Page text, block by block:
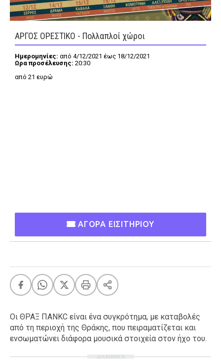
Eurovision
Ταξίδια
Style
AGENDA
Agenda
Επιλογές
Εισιτήρια
ΑΡΓΟΣ ΟΡΕΣΤΙΚΟ - Πολλαπλοί χώροι
Ημερομηνίες: από 4/12/2021 έως 18/12/2021
Ωρα προσέλευσης: 20:30
από 21 ευρώ
ΑΓΟΡΑ ΕΙΣΙΤΗΡΙΟΥ
Οι ΘΡΑΞ ΠΑΝΚC είναι ένα συγκρότημα, με καταβολές
από τη περιοχή της Θράκης, που πειραματίζεται και
ενσωματώνει διάφορα μουσικά στοιχεία στον ήχο του.
ΔΙΑΦΗΜΙΣΗ